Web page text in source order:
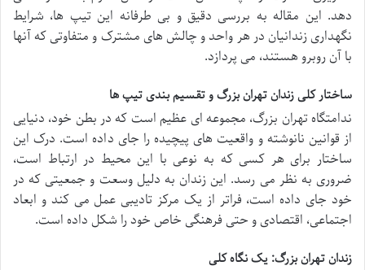
دهد. این مقاله به بررسی دقیق و بی طرفانه این تیپ ها، شرایط
نگهداری زندانیان در هر واحد و چالش های مشترک و متفاوتی که آنها
با آن روبرو هستند، می پردازد.
ساختار کلی زندان تهران بزرگ و تقسیم بندی تیپ ها
ندامتگاه تهران بزرگ، مجموعه ای عظیم است که در بطن خود، دنیایی
از قوانین نانوشته و واقعیت های پیچیده را جای داده است. درک این
ساختار برای هر کسی که به نوعی با این محیط در ارتباط است،
ضروری به نظر می رسد. این زندان به دلیل وسعت و جمعیتی که در
خود جای داده است، فراتر از یک مرکز تادیبی عمل می کند و ابعاد
اجتماعی، اقتصادی و حتی فرهنگی خاص خود را شکل داده است.
زندان تهران بزرگ: یک نگاه کلی